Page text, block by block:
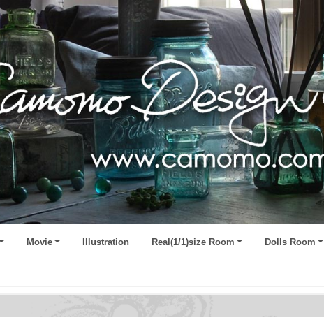
Movie Illustration Real(1/1)size Room Dolls Room